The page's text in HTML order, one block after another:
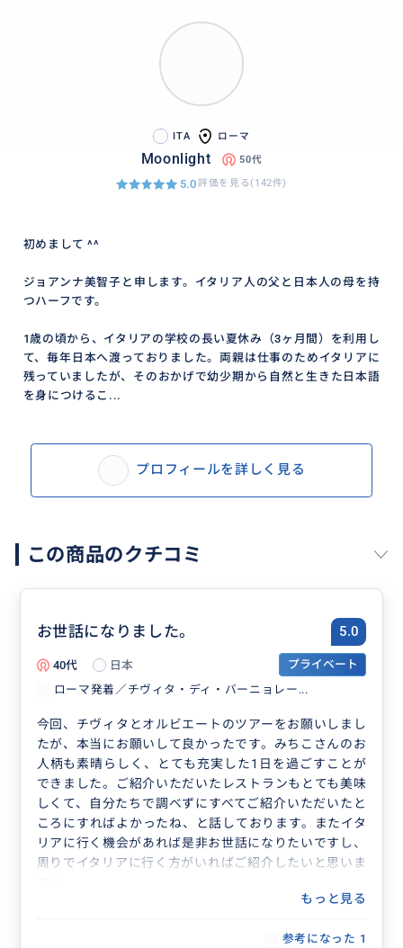
ITA ローマ
Moonlight 50代
5.0評価を見る(142件)
初めまして ^^
ジョアンナ美智子と申します。イタリア人の父と日本人の母を持
つハーフです。
1歳の頃から、イタリアの学校の長い夏休み（3ヶ月間）を利用し
て、毎年日本へ渡っておりました。両親は仕事のためイタリアに
残っていましたが、そのおかげで幼少期から自然と生きた日本語
を身につけるこ...
プロフィールを詳しく見る
この商品のクチコミ
お世話になりました。 5.0
40代 日本
プライベート
ローマ発着／チヴィタ・ディ・バーニョレー...
今回、チヴィタとオルビエートのツアーをお願いしまし
たが、本当にお願いして良かったです。みちこさんのお
人柄も素晴らしく、とても充実した1日を過ごすことが
できました。ご紹介いただいたレストランもとても美味
しくて、自分たちで調べずにすべてご紹介いただいたと
ころにすればよかったね、と話しております。またイタ
リアに行く機会があれば是非お世話になりたいですし、
周りでイタリアに行く方がいればご紹介したいと思いま
もっと見る
参考になった 1